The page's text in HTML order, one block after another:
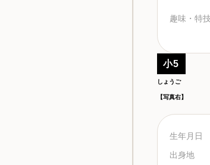
趣味・特
小5
しょうご
【写真右】
生年月日
出身地